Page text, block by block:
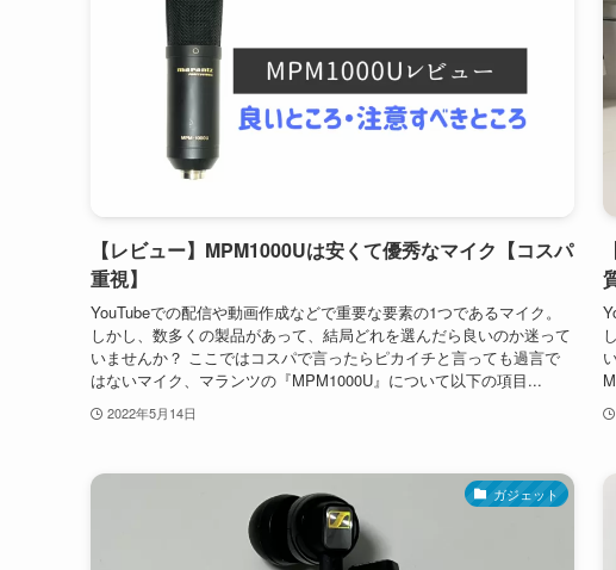
【レビュー】MPM1000Uは安くて優秀なマイク【コスパ
重視】
YouTubeでの配信や動画作成などで重要な要素の1つであるマイク。
しかし、数多くの製品があって、結局どれを選んだら良いのか迷って
いませんか？ ここではコスパで言ったらピカイチと言っても過言で
はないマイク、マランツの『MPM1000U』について以下の項目...
2022年5月14日
ガジェット